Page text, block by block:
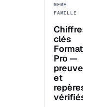
MEME
FAMILLE
Chiffres
clés
Pro —
et
repères
vérifiés